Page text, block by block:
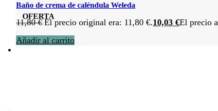
OFERTA
Baño de crema de caléndula Weleda
11,80€ El precio original era: 11,80 €.10,03 €El precio
Añadir al carrito